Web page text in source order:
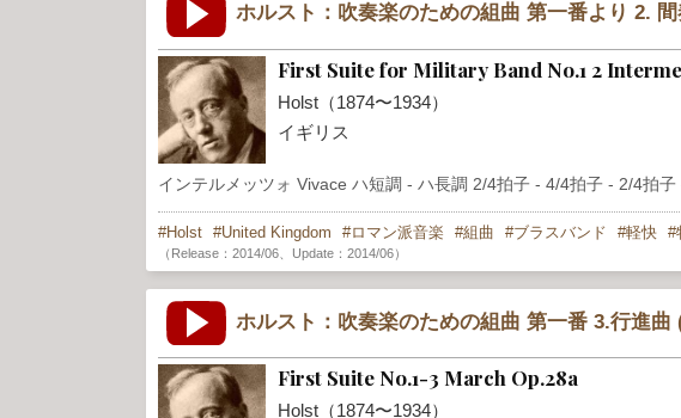
ホルスト：吹奏楽のための組曲 第一番より 2. 間
First Suite for Military Band No.1 2
Holst（1874〜1934）
イギリス
インテルメッツォ Vivace ハ短調 - ハ長調 2/4拍子 - 4/4拍子 - 2/4拍
Holst United Kingdom ロマン派音楽 組曲 ブラスバンド 軽快
（Release：2014/06、Update：2014/06）
ホルスト：吹奏楽のための組曲 第一番 3.行進曲
First Suite No.1-3 March Op.28a
Holst（1874〜1934）